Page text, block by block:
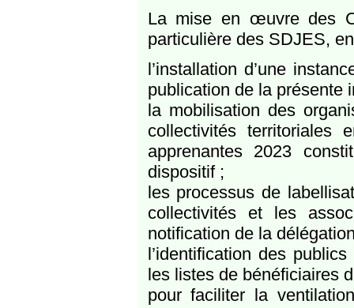
La mise en œuvre des
particulière des SDJES,
l’installation d’une
publication de la présente
la mobilisation des
collectivités territoriales
apprenantes 2023
dispositif ;
les processus de
collectivités et les
notification de la
l’identification des
les listes de bénéficiaires
pour faciliter la